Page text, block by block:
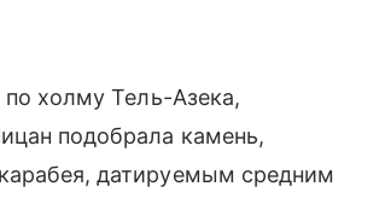
холму Тель-Азека,
подобрала камень,
датируемым средним